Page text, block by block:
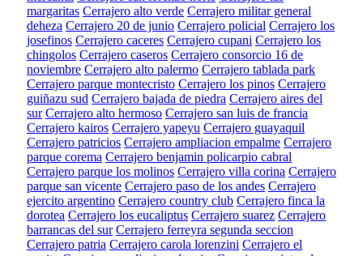
margaritas Cerrajero alto verde Cerrajero militar general
deheza Cerrajero 20 de junio Cerrajero policial Cerrajero los
josefinos Cerrajero caceres Cerrajero cupani Cerrajero los
chingolos Cerrajero caseros Cerrajero consorcio 16 de
noviembre Cerrajero alto palermo Cerrajero tablada park
Cerrajero parque montecristo Cerrajero los pinos Cerrajero
guiñazu sud Cerrajero bajada de piedra Cerrajero aires del
sur Cerrajero alto hermoso Cerrajero san luis de francia
Cerrajero kairos Cerrajero yapeyu Cerrajero guayaquil
Cerrajero patricios Cerrajero ampliacion empalme Cerrajero
parque corema Cerrajero benjamin policarpio cabral
Cerrajero parque los molinos Cerrajero villa corina Cerrajero
parque san vicente Cerrajero paso de los andes Cerrajero
ejercito argentino Cerrajero country club Cerrajero finca la
dorotea Cerrajero los eucaliptus Cerrajero suarez Cerrajero
barrancas del sur Cerrajero ferreyra segunda seccion
Cerrajero patria Cerrajero carola lorenzini Cerrajero el